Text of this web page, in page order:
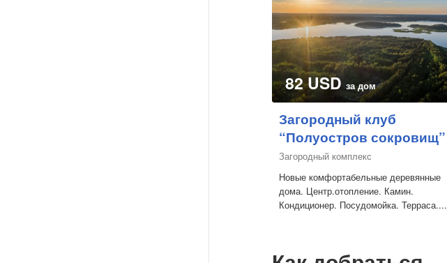
82 USDза дом
Загородный клуб
“Полуостров сокровищ”
Загородный комплекс
Новые комфортабельные деревянные
дома. Центр.отопление. Камин.
Кондиционер. Посудомойка. Терраса....